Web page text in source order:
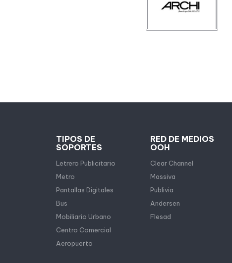
TIPOS DE
SOPORTES
Letrero Publicitario
Metro
Pantallas Digitales
Bus
Mobiliario Urbano
Centro Comercial
Aeropuerto
RED DE MEDIOS
OOH
Clear Channel
Massiva
Publivia
Andersen
Flesad